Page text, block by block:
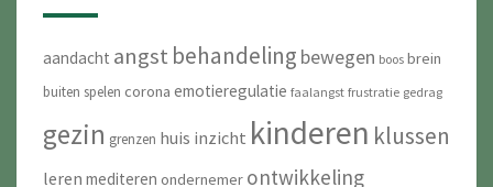
aandacht angst behandeling bewegen boos brein
buiten spelen corona emotieregulatie faalangst frustratie gedrag
gezin grenzen huis inzicht kinderen klussen
leren mediteren ondernemer ontwikkeling